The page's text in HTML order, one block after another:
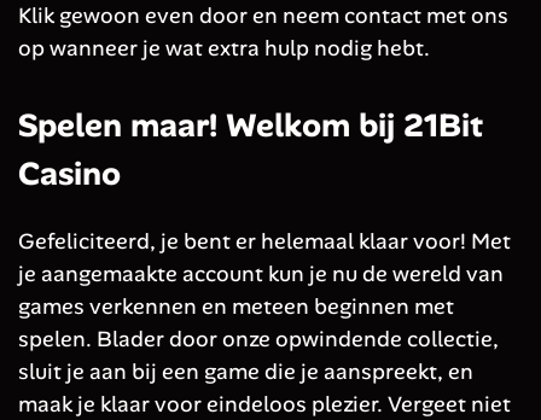
Klik gewoon even door en neem contact met ons
op wanneer je wat extra hulp nodig hebt.
Spelen maar! Welkom bij 21Bit
Casino
Gefeliciteerd, je bent er helemaal klaar voor! Met
je aangemaakte account kun je nu de wereld van
games verkennen en meteen beginnen met
spelen. Blader door onze opwindende collectie,
sluit je aan bij een game die je aanspreekt, en
maak je klaar voor eindeloos plezier. Vergeet niet